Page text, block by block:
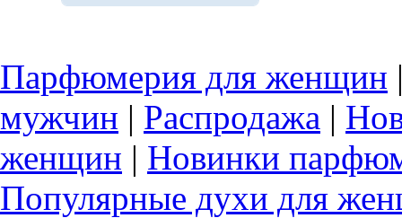
Парфюмерия для женщин
мужчин | Распродажа |
женщин | Новинки
Популярные духи для